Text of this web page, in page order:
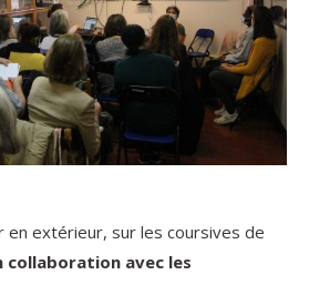
en extérieur, sur les coursives de
collaboration avec les